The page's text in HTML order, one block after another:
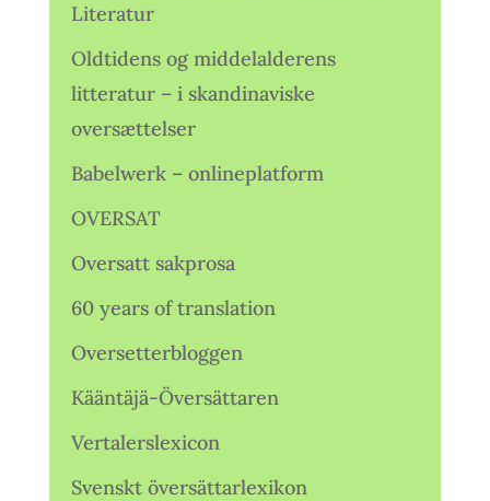
Literatur
Oldtidens og middelalderens
litteratur – i skandinaviske
oversættelser
Babelwerk – onlineplatform
OVERSAT
Oversatt sakprosa
60 years of translation
Oversetterbloggen
Kääntäjä-Översättaren
Vertalerslexicon
Svenskt översättarlexikon